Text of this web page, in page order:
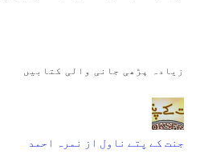
زیادہ پڑھی جانی والی کتابیں
جنت کے پتے ناول از نمرہ احمد